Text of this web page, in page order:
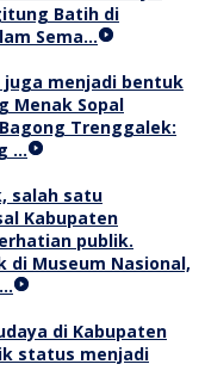
Batih di
Sema…
Trenggalek:
…
di Museum Nasional,